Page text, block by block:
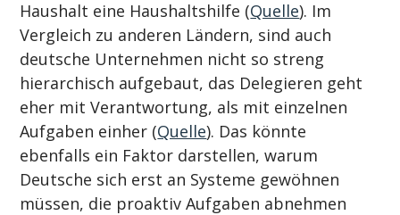
Haushalt eine Haushaltshilfe (Quelle). Im
Vergleich zu anderen Ländern, sind auch
deutsche Unternehmen nicht so streng
hierarchisch aufgebaut, das Delegieren geht
eher mit Verantwortung, als mit einzelnen
Aufgaben einher (Quelle). Das könnte
ebenfalls ein Faktor darstellen, warum
Deutsche sich erst an Systeme gewöhnen
müssen, die proaktiv Aufgaben abnehmen